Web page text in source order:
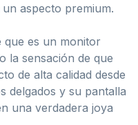
aspecto premium.
que es un monitor
la sensación de que
de alta calidad desde
delgados y su pantalla
una verdadera joya